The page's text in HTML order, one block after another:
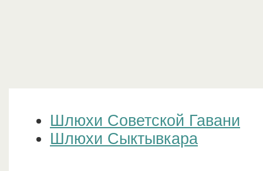
Шлюхи Советской Гавани
Шлюхи Сыктывкара